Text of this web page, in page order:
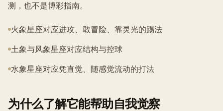
测，也不是博彩指南。
火象星座对应进攻、敢冒险、靠灵光的踢法
土象与风象星座对应结构与控球
水象星座对应凭直觉、随感觉流动的打法
为什么了解它能帮助自我觉察